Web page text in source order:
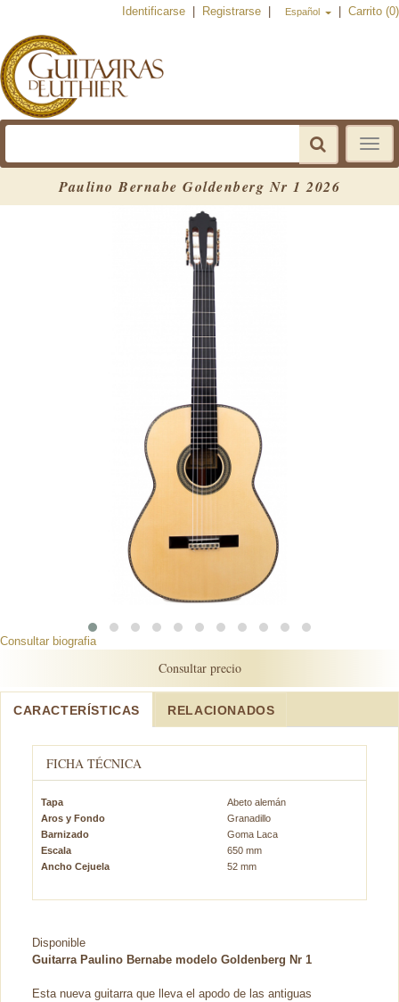
Identificarse Registrarse Español Carrito (0)
Toggle
Paulino Bernabe Goldenberg Nr 1 2026
Consultar biografia
Consultar precio
CARACTERÍSTICAS RELACIONADOS
FICHA TÉCNICA
Tapa
Abeto alemán
Aros y Fondo
Granadillo
Barnizado
Goma Laca
Escala
650 mm
Ancho Cejuela
52 mm
Disponible
Guitarra Paulino Bernabe modelo Goldenberg Nr 1
Esta nueva guitarra que lleva el apodo de las antiguas